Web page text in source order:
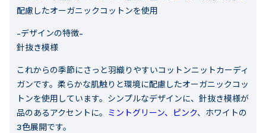
配慮したオーガニックコットンを使用
-デザインの特徴-
針抜き模様
これからの季節にさっと羽織りやすいコットンニットカーディ
ガンです。柔らかな肌触りと環境に配慮したオーガニックコッ
トンを使用しています。シンプルなデザインに、針抜き模様が
品のあるアクセントに。
ミントグリーン、ピンク、ホワイトの
3色展開です。